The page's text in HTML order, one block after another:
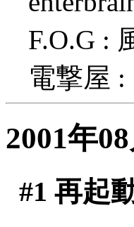
F.O.G :
電撃屋
2001年
#1 再起